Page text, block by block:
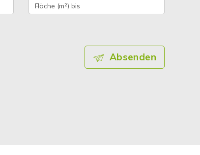
Absenden